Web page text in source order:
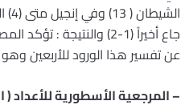
جاع أخيراً (1-2)
عن تفسير هذا الورود للأربعين
– المرجعية الأسطورية للأعداد (